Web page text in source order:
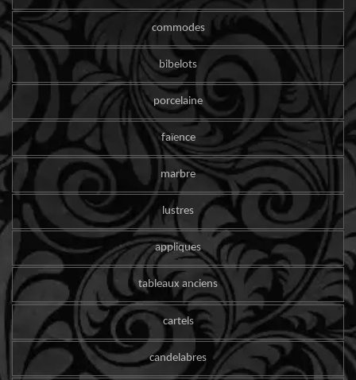
commodes
bibelots
porcelaine
faïence
marbre
lustres
appliques
tableaux anciens
cartels
candelabres